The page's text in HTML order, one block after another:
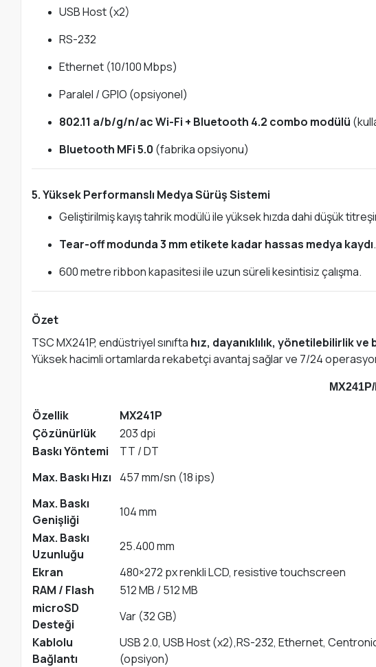
USB Host (x2)
RS-232
Ethernet (10/100 Mbps)
Paralel / GPIO (opsiyonel)
802.11 a/b/g/n/ac Wi-Fi + Bluetooth 4.2 combo modülü
Bluetooth MFi 5.0 (fabrika opsiyonu)
5. Yüksek Performanslı Medya Sürüş Sistemi
Geliştirilmiş kayış tahrik modülü ile yüksek hızda dahi düşük
Tear-off modunda 3 mm etikete kadar hassas medya kaydı.
600 metre ribbon kapasitesi ile uzun süreli kesintisiz çalışma.
Özet
TSC MX241P, endüstriyel sınıfta hız, dayanıklılık, yönetilebilirlik ve
Yüksek hacimli ortamlarda rekabetçi avantaj sağlar ve 7/24
Özellik MX241P
Çözünürlük
203 dpi
Baskı Yöntemi
TT / DT
Max. Baskı Hızı
457 mm/sn (18 ips)
Max. Baskı
Genişliği
104 mm
Max. Baskı
Uzunluğu
25.400 mm
Ekran
480×272 px renkli LCD, resistive touchscreen
RAM / Flash
512 MB / 512 MB
microSD
Desteği
Var (32 GB)
Kablolu
Bağlantı
USB 2.0, USB Host (x2),RS-232, Ethernet,
(opsiyon)